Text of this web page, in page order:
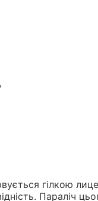
гілкою
Параліч